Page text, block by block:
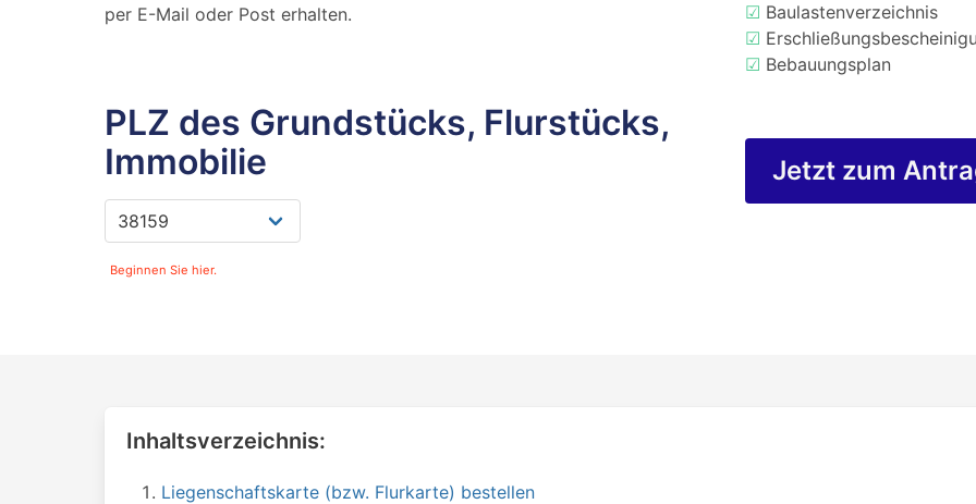
per E-Mail oder Post erhalten.
☑ Baulastenverzeichnis
☑
☑ Bebauungsplan
PLZ des Grundstücks, Flurstücks,
Immobilie
Beginnen Sie hier.
Jetzt zum
Inhaltsverzeichnis:
Liegenschaftskarte (bzw. Flurkarte) bestellen